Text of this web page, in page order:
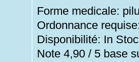
Forme medicale:
Ordonnance
Disponibilité: In
Note 4,90 / 5 base